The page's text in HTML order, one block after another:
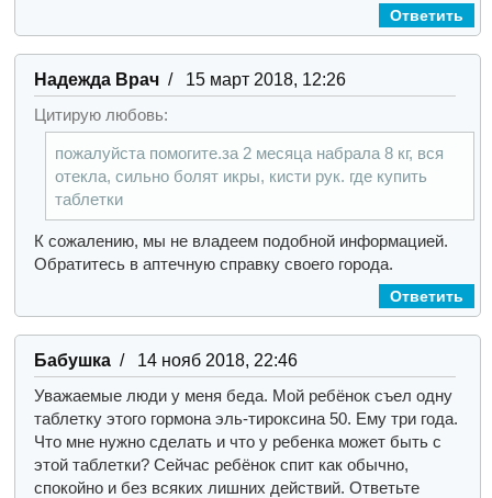
Ответить
Надежда Врач/ 15 март 2018, 12:26
Цитирую любовь:
пожалуйста помогите.за 2 месяца набрала 8 кг, вся
отекла, сильно болят икры, кисти рук. где купить
таблетки
К сожалению, мы не владеем подобной информацией.
Обратитесь в аптечную справку своего города.
Ответить
Бабушка/ 14 нояб 2018, 22:46
Уважаемые люди у меня беда. Мой ребёнок съел одну
таблетку этого гормона эль-тироксина 50. Ему три года.
Что мне нужно сделать и что у ребенка может быть с
этой таблетки? Сейчас ребёнок спит как обычно,
спокойно и без всяких лишних действий. Ответьте